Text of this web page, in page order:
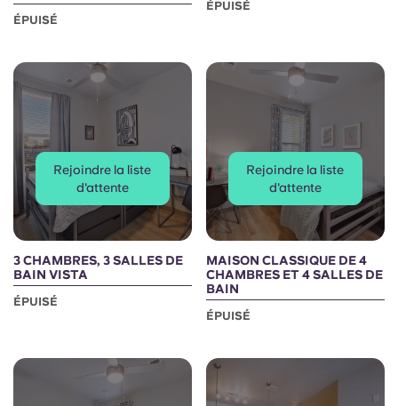
ÉPUISÉ
ÉPUISÉ
Rejoindre la liste
d'attente
3 CHAMBRES, 3 SALLES DE
BAIN VISTA
ÉPUISÉ
Rejoindre la liste
d'attente
MAISON CLASSIQUE DE 4
CHAMBRES ET 4 SALLES DE
BAIN
ÉPUISÉ